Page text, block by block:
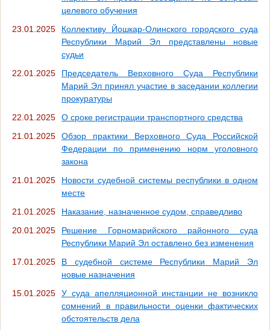
целевого обучения
23.01.2025
Коллективу Йошкар-Олинского городского суда
Республики Марий Эл представлены новые
судьи
22.01.2025
Председатель Верховного Суда Республики
Марий Эл принял участие в заседании коллегии
прокуратуры
22.01.2025
О сроке регистрации транспортного средства
21.01.2025
Обзор практики Верховного Суда Российской
Федерации по применению норм уголовного
закона
21.01.2025
Новости судебной системы республики в одном
месте
21.01.2025
Наказание, назначенное судом, справедливо
20.01.2025
Решение Горномарийского районного суда
Республики Марий Эл оставлено без изменения
17.01.2025
В судебной системе Республики Марий Эл
новые назначения
15.01.2025
У суда апелляционной инстанции не возникло
сомнений в правильности оценки фактических
обстоятельств дела